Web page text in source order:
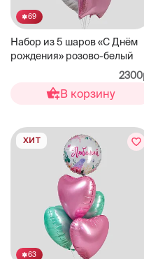
69
Набор из 5 шаров «С Днём
рождения» розово-белый
В корзину
63
ХИТ